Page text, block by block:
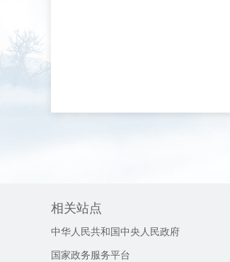
相关站点
中华人民共和国中央人民政府
国家政务服务平台